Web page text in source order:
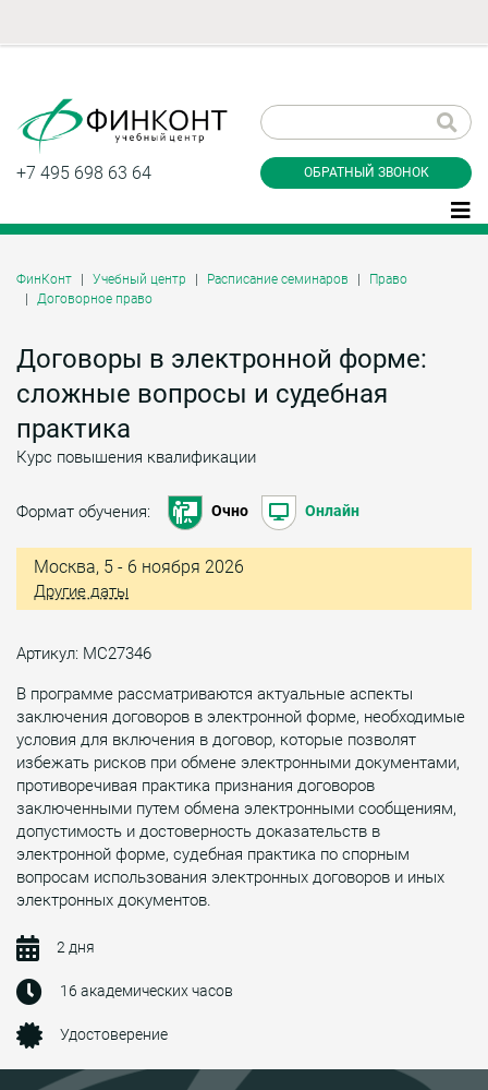
+7 495 698 63 64 ОБРАТНЫЙ ЗВОНОК
ФинКонт Учебный центр Расписание семинаров
Право
Договорное право
Договоры в электронной форме:
сложные вопросы и судебная
практика
Курс повышения квалификации
Формат обучения: Очно Онлайн
Москва, 5 - 6 ноября 2026
Другие даты
Артикул: МС27346
В программе рассматриваются актуальные аспекты
заключения договоров в электронной форме, необходимые
условия для включения в договор, которые позволят
избежать рисков при обмене электронными документами,
противоречивая практика признания договоров
заключенными путем обмена электронными сообщениям,
допустимость и достоверность доказательств в
электронной форме, судебная практика по спорным
вопросам использования электронных договоров и иных
электронных документов.
2 дня
16 академических часов
Удостоверение
звонок
Даю согласие на обработку персональных
Заказать